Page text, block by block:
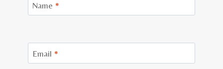
Name *
Email *